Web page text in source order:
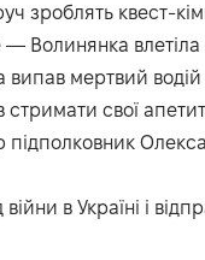
зроблять квест-
Волинянка влетіла
випав мертвий водій
стримати свої
підполковник
війни в Україні і